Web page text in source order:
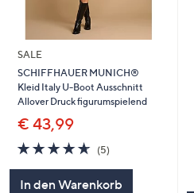
SALE
SCHIFFHAUER MUNICH®
Kleid Italy U-Boot Ausschnitt
Allover Druck figurumspielend
€ 43,99
4.6
von
5
(5)
In den Warenkorb